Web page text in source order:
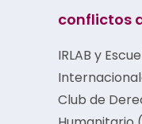
conflictos
IRLAB y
Club de